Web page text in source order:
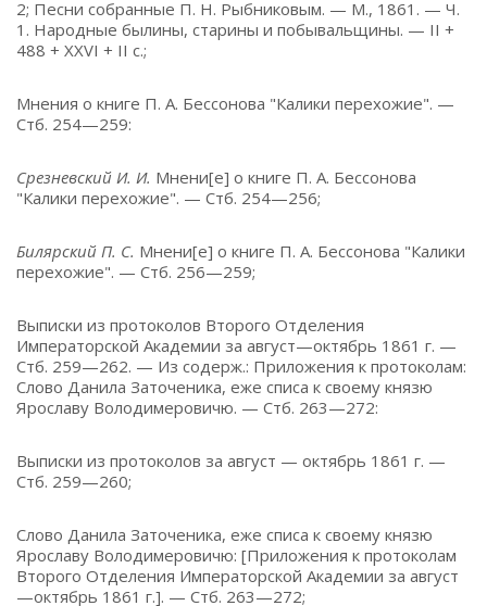
2; Песни собранные П. Н. Рыбниковым. — М., 1861. — Ч.
1. Народные былины, старины и побывальщины. — II +
488 + XXVI + II с.;
Мнения о книге П. А. Бессонова "Калики перехожие". —
Стб. 254—259:
Срезневский И. И. Мнени[е] о книге П. А. Бессонова
"Калики перехожие". — Стб. 254—256;
Билярский П. С. Мнени[е] о книге П. А. Бессонова "Калики
перехожие". — Стб. 256—259;
Выписки из протоколов Второго Отделения
Императорской Академии за август—октябрь 1861 г. —
Стб. 259—262. — Из содерж.: Приложения к протоколам:
Слово Данила Заточеника, еже списа к своему князю
Ярославу Володимеровичю. — Стб. 263—272:
Выписки из протоколов за август — октябрь 1861 г. —
Стб. 259—260;
Слово Данила Заточеника, еже списа к своему князю
Ярославу Володимеровичю: [Приложения к протоколам
Второго Отделения Императорской Академии за август
—октябрь 1861 г.]. — Стб. 263—272;